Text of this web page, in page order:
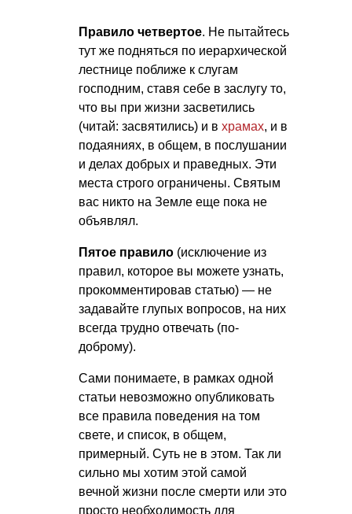
Правило четвертое. Не пытайтесь
тут же подняться по иерархической
лестнице поближе к слугам
господним, ставя себе в заслугу то,
что вы при жизни засветились
(читай: засвятились) и в храмах, и в
подаяниях, в общем, в послушании
и делах добрых и праведных. Эти
места строго ограничены. Святым
вас никто на Земле еще пока не
объявлял.
Пятое правило (исключение из
правил, которое вы можете узнать,
прокомментировав статью) — не
задавайте глупых вопросов, на них
всегда трудно отвечать (по-
доброму).
Сами понимаете, в рамках одной
статьи невозможно опубликовать
все правила поведения на том
свете, и список, в общем,
примерный. Суть не в этом. Так ли
сильно мы хотим этой самой
вечной жизни после смерти или это
просто необходимость для